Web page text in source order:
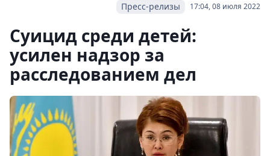
17:04, 08 июля 2022
Пресс-релизы
Суицид среди детей:
усилен надзор за
расследованием дел